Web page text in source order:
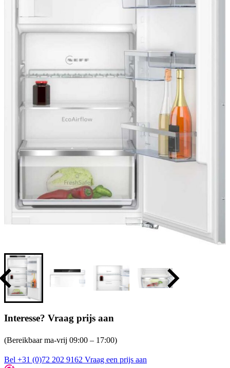
Interesse? Vraag prijs aan
(Bereikbaar ma-vrij 09:00 – 17:00)
Bel +31 (0)72 202 9162 Vraag een prijs aan